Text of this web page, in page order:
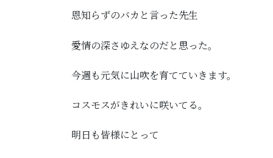
恩知らずのバカと言った先生
愛情の深さゆえなのだと思った。
今週も元気に山吹を育てていきます。
コスモスがきれいに咲いてる。
明日も皆様にとって